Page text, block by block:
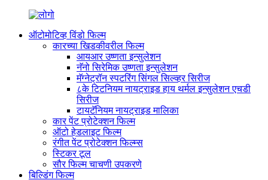
ऑटोमोटिव्ह विंडो फिल्म
कारच्या खिडकीवरील फिल्म
आयआर उष्णता इन्सुलेशन
नॅनो सिरेमिक उष्णता इन्सुलेशन
मॅग्नेट्रॉन स्पटरिंग सिंगल सिल्व्हर सिरीज
८के टिटनियम नायट्राइड हाय थर्मल इन्सुलेशन एचडी
सिरीज
टायटॅनियम नायट्राइड मालिका
कार पेंट प्रोटेक्शन फिल्म
ऑटो हेडलाइट फिल्म
रंगीत पेंट प्रोटेक्शन फिल्म्स
स्टिकर टूल
सौर फिल्म चाचणी उपकरणे
बिल्डिंग फिल्म